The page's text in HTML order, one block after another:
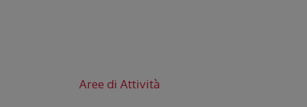
Aree di Attività